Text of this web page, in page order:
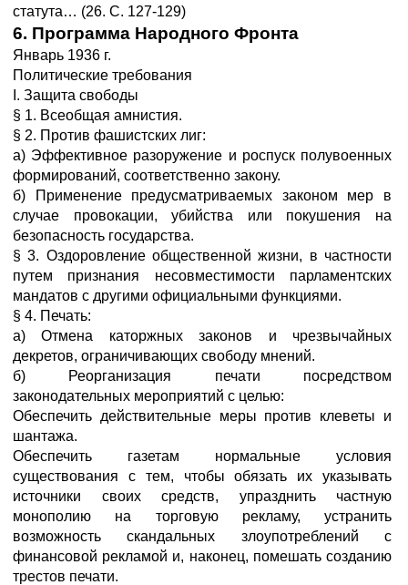
статута… (26. С. 127-129)
6. Программа Народного Фронта
Январь 1936 г.
Политические требования
I. Защита свободы
§ 1. Всеобщая амнистия.
§ 2. Против фашистских лиг:
а) Эффективное разоружение и роспуск полувоенных
формирований, соответственно закону.
б) Применение предусматриваемых законом мер в
случае провокации, убийства или покушения на
безопасность государства.
§ 3. Оздоровление общественной жизни, в частности
путем признания несовместимости парламентских
мандатов с другими официальными функциями.
§ 4. Печать:
а) Отмена каторжных законов и чрезвычайных
декретов, ограничивающих свободу мнений.
б) Реорганизация печати посредством
законодательных мероприятий с целью:
Обеспечить действительные меры против клеветы и
шантажа.
Обеспечить газетам нормальные условия
существования с тем, чтобы обязать их указывать
источники своих средств, упразднить частную
монополию на торговую рекламу, устранить
возможность скандальных злоупотреблений с
финансовой рекламой и, наконец, помешать созданию
трестов печати.